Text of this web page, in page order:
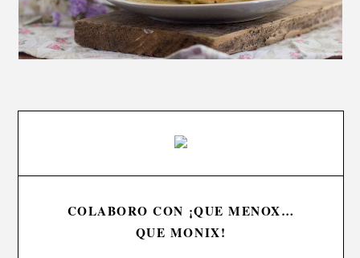
COLABORO CON ¡QUE MENOX…
QUE MONIX!